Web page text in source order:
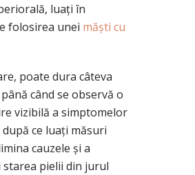
luați în
folosirea unei măști cu
poate dura câteva
când se observă o
vizibilă a simptomelor
ce luați măsuri
cauzele și a
pielii din jurul